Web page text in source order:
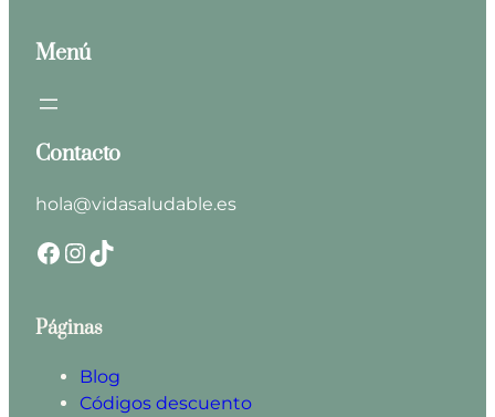
Menú
Contacto
hola@vidasaludable.es
Facebook InstagramTikTok
Páginas
Blog
Códigos descuento